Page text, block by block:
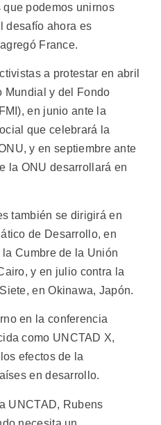
podemos unirnos
desafío ahora es
France.
a protestar en abril
Mundial y del Fondo
en junio ante la
que celebrará la
y en septiembre ante
la ONU desarrollará en
también se dirigirá en
de Desarrollo, en
Cumbre de la Unión
y en julio contra la
en Okinawa, Japón.
en la conferencia
como UNCTAD X,
efectos de la
en desarrollo.
UNCTAD, Rubens